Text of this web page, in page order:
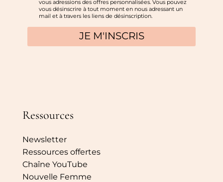
Ressources
Newsletter
Ressources offertes
Chaîne YouTube
Nouvelle Femme